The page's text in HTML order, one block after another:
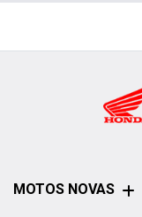
MOTOS NOVAS